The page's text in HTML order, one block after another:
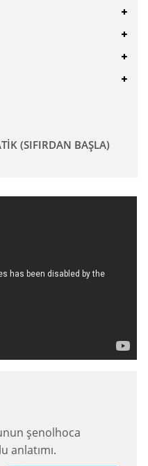
(SIFIRDAN BAŞLA)
şenolhoca
anlatımı.